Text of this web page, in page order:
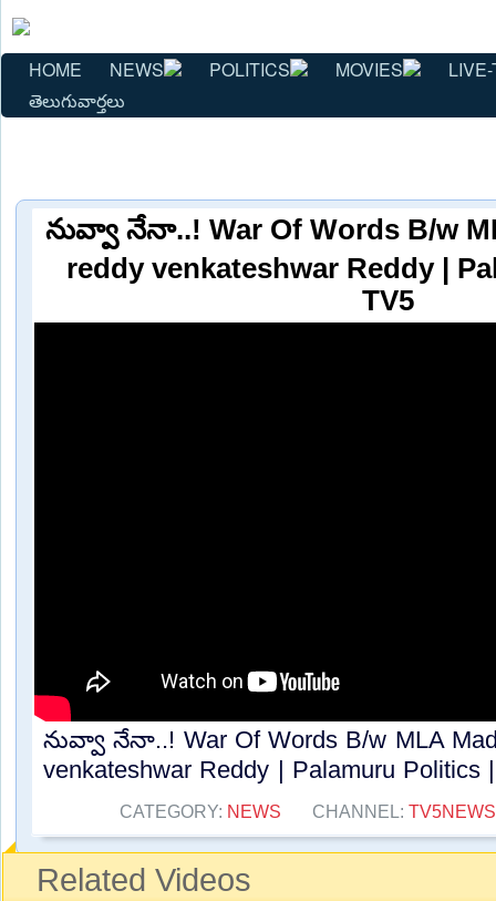
HOME NEWS POLITICS MOVIES
తెలుగువార్తలు
నువ్వా నేనా..! War Of Words B/w
reddy venkateshwar Reddy |
TV5
నువ్వా నేనా..! War Of Words B/w MLA
venkateshwar Reddy | Palamuru Politics
CATEGORY: NEWS CHANNEL: TV5NEWS
Related Videos